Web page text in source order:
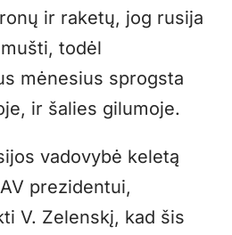
ir raketų, jog rusija
todėl
mėnesius sprogsta
ir šalies gilumoje.
vadovybė keletą
prezidentui,
V. Zelenskį, kad šis